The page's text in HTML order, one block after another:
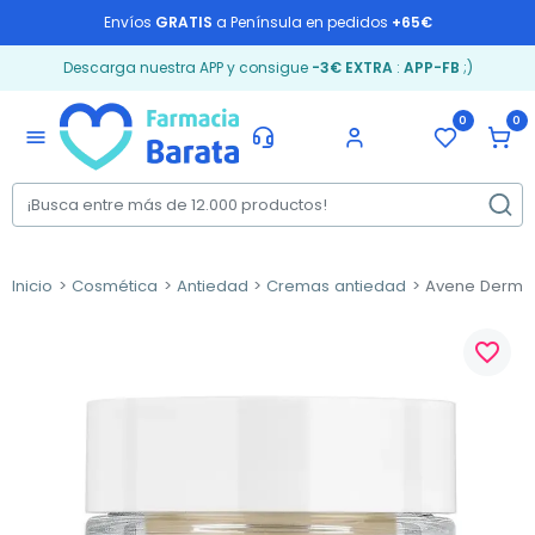
Envíos GRATIS a Península en pedidos +65€
Descarga nuestra APP y consigue -3€ EXTRA: APP-FB ;)
menu
0 0
Inicio Cosmética Antiedad Cremas antiedad Avene
favorite_border